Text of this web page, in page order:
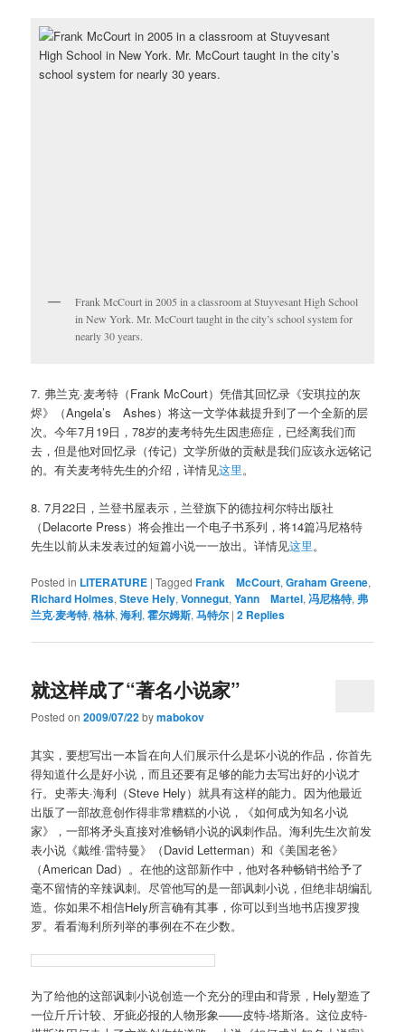
Frank McCourt in 2005 in a classroom at Stuyvesant High School
in New York. Mr. McCourt taught in the city’s school system for
nearly 30 years.
7. 弗兰克·麦考特（Frank McCourt）凭借其回忆录《安琪拉的灰
烬》（Angela’s Ashes）将这一文学体裁提升到了一个全新的层
次。今年7月19日，78岁的麦考特先生因患癌症，已经离我们而
去，但是他对回忆录（传记）文学所做的贡献是我们应该永远铭记
的。有关麦考特先生的介绍，详情见这里。
8. 7月22日，兰登书屋表示，兰登旗下的德拉柯尔特出版社
（Delacorte Press）将会推出一个电子书系列，将14篇冯尼格特
先生以前从未发表过的短篇小说一一放出。详情见这里。
Posted in LITERATURE |Tagged Frank McCourt,Graham Greene,
Richard Holmes,Steve Hely,Vonnegut,Yann Martel,冯尼格特, 弗
兰克·麦考特,格林,海利,霍尔姆斯,马特尔 |2 Replies
就这样成了“著名小说家”
Posted on2009/07/22bymabokov
其实，要想写出一本旨在向人们展示什么是坏小说的作品，你首先
得知道什么是好小说，而且还要有足够的能力去写出好的小说才
行。史蒂夫·海利（Steve Hely）就具有这样的能力。因为他最近
出版了一部故意创作得非常糟糕的小说，《如何成为知名小说
家》，一部将矛头直接对准畅销小说的讽刺作品。海利先生次前发
表小说《戴维·雷特曼》（David Letterman）和《美国老爸》
（American Dad）。在他的这部新作中，他对各种畅销书给予了
毫不留情的辛辣讽刺。尽管他写的是一部讽刺小说，但绝非胡编乱
造。你如果不相信Hely所言确有其事，你可以到当地书店搜罗搜
罗。看看海利所列举的事例在不在少数。
为了给他的这部讽刺小说创造一个充分的理由和背景，Hely塑造了
一位斤斤计较、牙疵必报的人物形象——皮特-塔斯洛。这位皮特-